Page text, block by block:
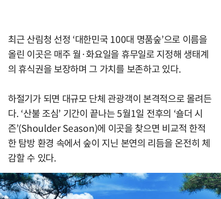
최근 산림청 선정 ‘대한민국 100대 명품숲’으로 이름을
올린 이곳은 매주 월·화요일을 휴무일로 지정해 생태계
의 휴식권을 보장하며 그 가치를 보존하고 있다.
하절기가 되면 대규모 단체 관광객이 본격적으로 몰려든
다. ‘산불 조심’ 기간이 끝나는 5월1일 전후의 ‘숄더 시
즌’(Shoulder Season)에 이곳을 찾으면 비교적 한적
한 탐방 환경 속에서 숲이 지닌 본연의 리듬을 온전히 체
감할 수 있다.